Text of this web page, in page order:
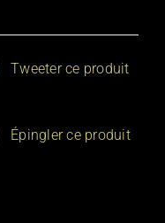
Tweeter ce produit
Épingler ce produit